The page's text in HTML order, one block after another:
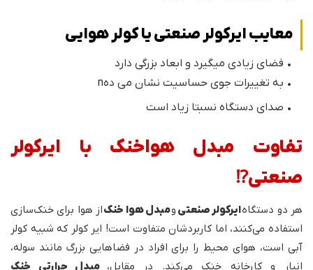
معایب ایرکولر صنعتی یا کولر هوایی
• فضای زیادی میگیرد و ابعاد بزرگی دارد
• به تغییرات جوی حساسیت نشان می دهn
• صدای دستگاه نسبتا زیاد است
تفاوت مبدل هواخنک با ایرکولر
صنعتی⁉️
هر دو دستگاهایرکولر صنعتی ومبدل هوا خنکاز هوا برای خنک‌سازی
استفاده می‌کنند، اما کاربردشان متفاوت است! ایر کولر که شبیه کولر
آبی است، هوای محیط را برای افراد در فضاهایی بزرگ مانند سوله،
انبار و کارخانه خنک می‌کند. در مقابل، مبدل حرارتی خنک